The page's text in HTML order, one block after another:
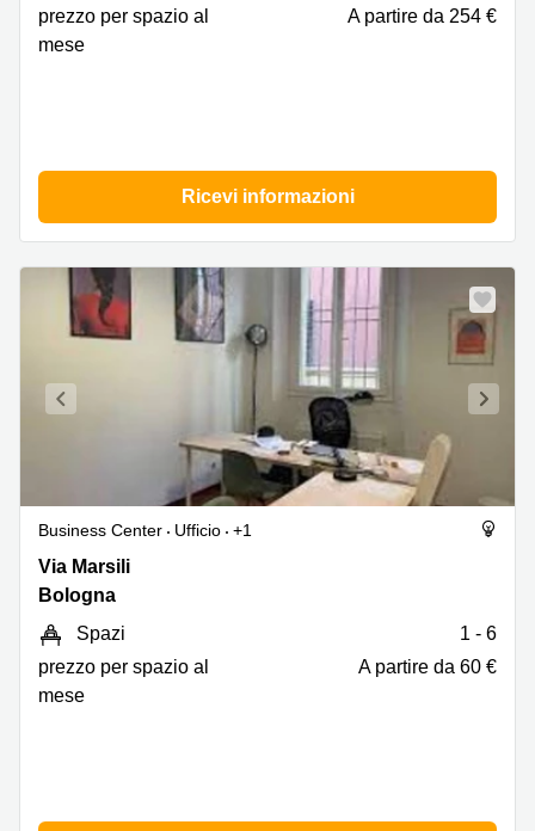
Bologna
prezzo per spazio al
mese
A partire da 254 €
Ricevi informazioni
Business Center Ufficio
+1
Via
Marsili
Bologna
Via Marsili
Bologna
Spazi
1 - 6
prezzo per spazio al
mese
A partire da 60 €